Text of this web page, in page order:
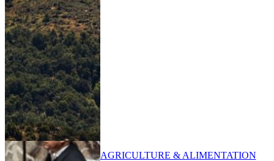
AGRICULTURE & ALIMENTATION